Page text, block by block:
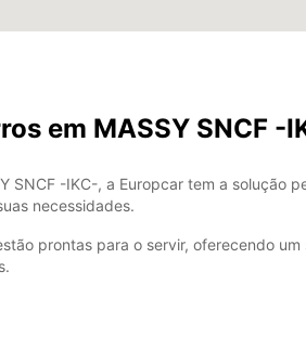
em MASSY SNCF -
SNCF -IKC-, a Europcar tem a solução
necessidades.
prontas para o servir, oferecendo